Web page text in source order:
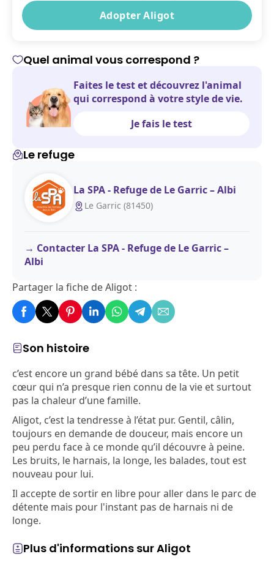
Adopter Aligot
Son histoire
c’est encore un grand bébé dans sa tête. Un petit
cœur qui n’a presque rien connu de la vie et surtout
pas la chaleur d’une famille.
Aligot, c’est la tendresse à l’état pur. Gentil, câlin,
toujours en demande de douceur, mais encore un
peu perdu face à ce monde qu’il découvre à peine.
Les bruits, le harnais, la longe, les balades, tout est
nouveau pour lui.
Il accepte de sortir en libre pour aller dans le parc de
détente mais pour l'instant pas de harnais ni de
longe.
Plus d'informations sur Aligot
Quel animal vous correspond ?
Faites le test et découvrez l'animal
qui correspond à votre style de vie.
Je fais le test
Le refuge
La SPA - Refuge de Le Garric – Albi
Le Garric (81450)
Contacter La SPA - Refuge de Le Garric –
Albi
Partager la fiche de Aligot :